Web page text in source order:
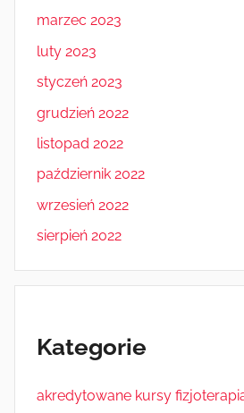
marzec 2023
luty 2023
styczeń 2023
grudzień 2022
listopad 2022
październik 2022
wrzesień 2022
sierpień 2022
Kategorie
akredytowane kursy